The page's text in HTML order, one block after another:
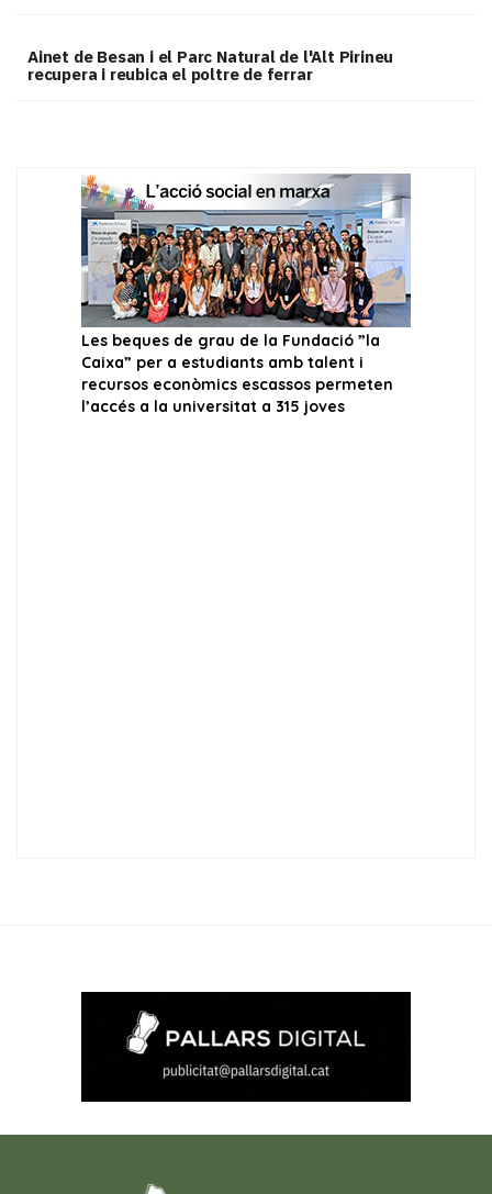
Ainet de Besan i el Parc Natural de l'Alt Pirineu
recupera i reubica el poltre de ferrar